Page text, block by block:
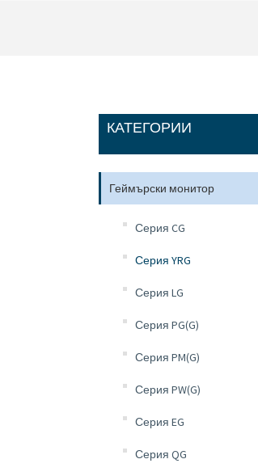
КАТЕГОРИИ
Геймърски монитор
Серия CG
Серия YRG
Серия LG
Серия PG(G)
Серия PM(G)
Серия PW(G)
Серия EG
Серия QG